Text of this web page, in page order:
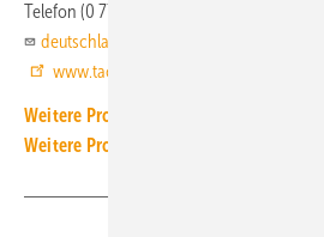
Telefon (0 77 31) 98 28 80
deutschland@taconova.com
www.taconova.com
Weitere Produkt-Meldungen zum
Weitere Produkt-Meldungen zum